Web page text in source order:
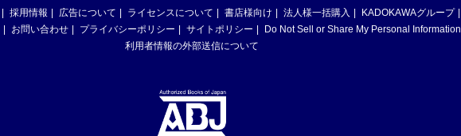
採用情報 広告について ライセンスについて 書店様向け 法人様一括購入
KADOKAWAグループ
お問い合わせ プライバシーポリシー サイトポリシー
Do Not Sell or Share My Personal Information
利用者情報の外部送信について